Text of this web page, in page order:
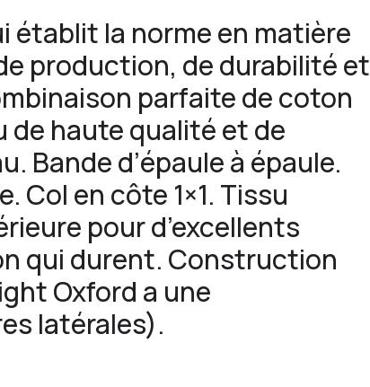
établit la norme en matière
production, de durabilité et
parfaite de coton
de haute qualité et de
Bande d’épaule à épaule.
en côte 1×1. Tissu
pour d’excellents
qui durent. Construction
Oxford a une
latérales).